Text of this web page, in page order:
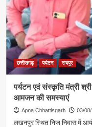
मंत्री
गजेंद्र
यादव
ने
की
छत्तीसगढ़ पर्यटन रायपुर
पर्यटन एवं संस्कृति मंत्री
आमजन की समस्याएं
Apna Chhattisgarh 03/
लखनपुर स्थित निज निवास में